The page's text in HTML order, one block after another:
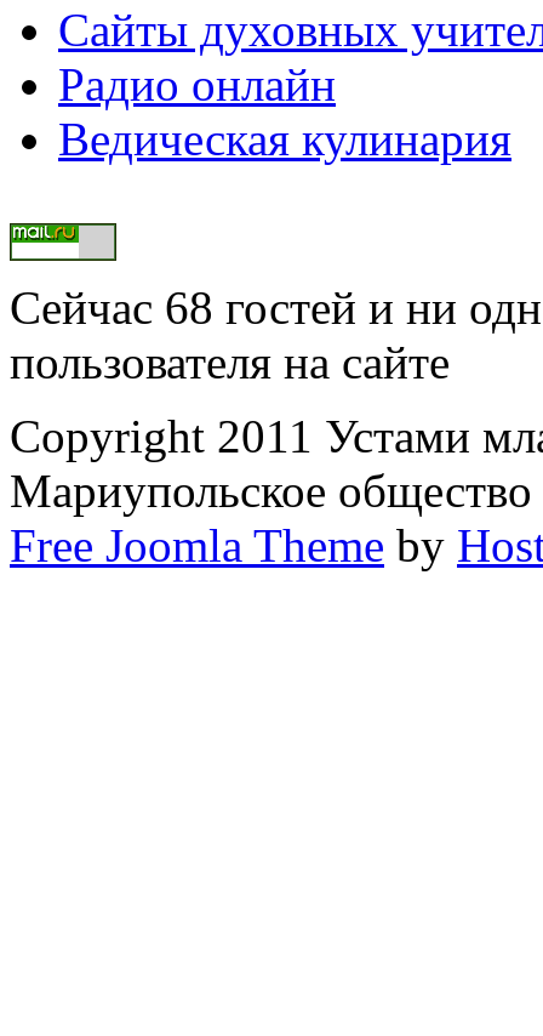
Сайты духовных
Радио онлайн
Ведическая кулинария
Сейчас 68 гостей и ни
пользователя на сайте
Copyright 2011 Устами
Мариупольское
Free Joomla Theme by